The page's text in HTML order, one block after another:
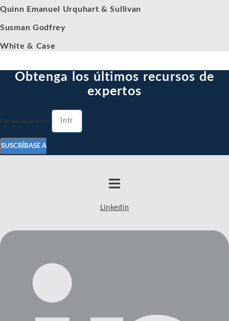
Quinn Emanuel Urquhart & Sullivan
Susman Godfrey
White & Case
Obtenga los últimos recursos de
expertos
Correo electrónico
SUSCRÍBASE A
Linkedin